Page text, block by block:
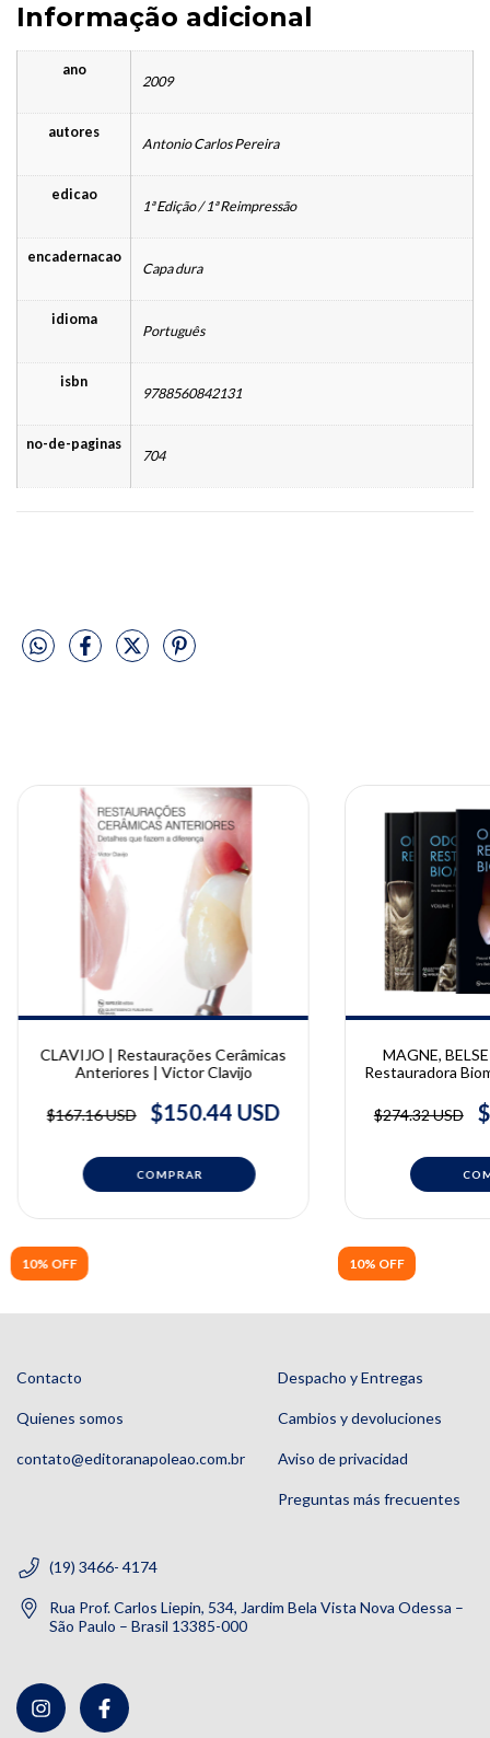
Informação adicional
ano
2009
autores
Antonio Carlos Pereira
edicao
1ª Edição / 1ª Reimpressão
encadernacao
Capa dura
idioma
Português
isbn
9788560842131
no-de-paginas
704
10% OFF
CLAVIJO | Restaurações Cerâmicas
Anteriores | Victor Clavijo
$167.16 USD $150.44 USD
10% OFF
MAGNE,
Restauradora
$274.32 USD
Contacto
Quienes somos
contato@editoranapoleao.com.br
Despacho y Entregas
Cambios y devoluciones
Aviso de privacidad
Preguntas más frecuentes
(19) 3466- 4174
Rua Prof. Carlos Liepin, 534, Jardim Bela Vista Nova Odessa –
São Paulo – Brasil 13385-000